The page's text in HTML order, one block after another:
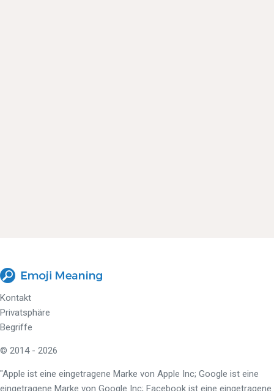
Kontakt
Privatsphäre
Begriffe
© 2014 - 2026
"Apple ist eine eingetragene Marke von Apple Inc; Google ist eine
eingetragene Marke von Google Inc; Facebook ist eine eingetragene